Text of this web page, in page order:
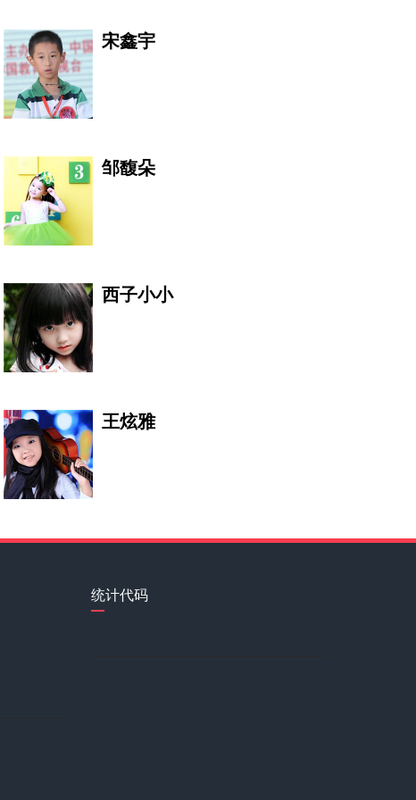
黄汇珍
宋鑫宇
邹馥朵
西子小小
王炫雅
方钰岚
统计代码